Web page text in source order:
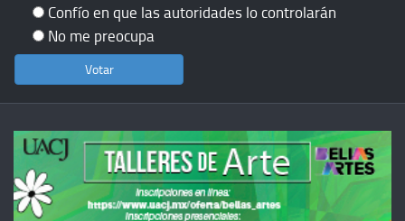
Confío en que las autoridades lo controlarán
No me preocupa